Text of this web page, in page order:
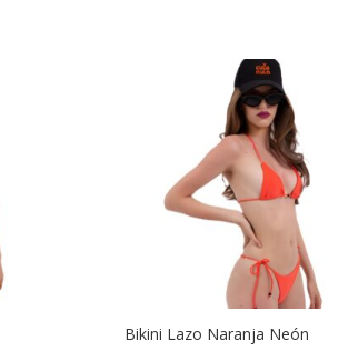
Bikini Lazo Naranja Neón